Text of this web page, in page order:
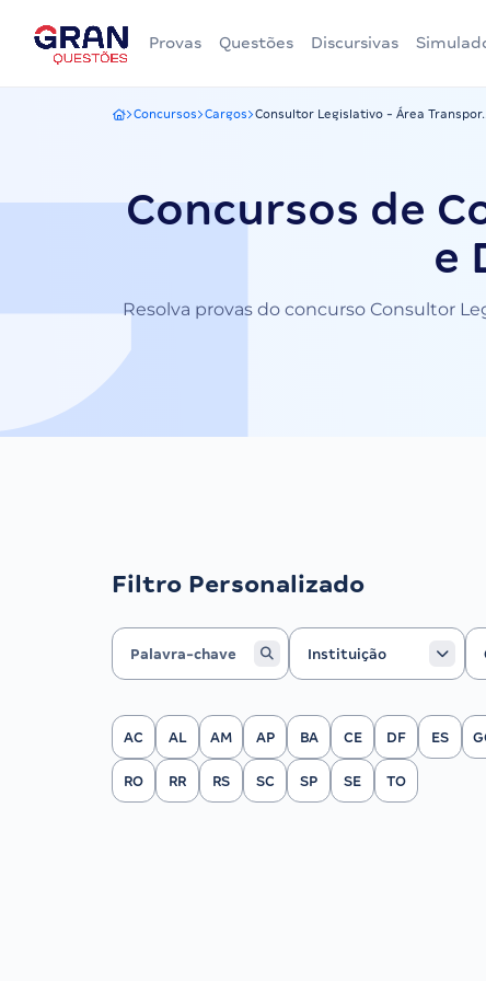
Provas Questões Discursivas
Gran Questões
Concursos Cargos Consultor Legislativo - Área
Concursos de
e
Resolva provas do concurso Consultor
Filtro Personalizado
Instituição
Instituição
Filtrar por Estado
AC AL AM AP BA CE DF ES
RO RR RS SC SP SE TO